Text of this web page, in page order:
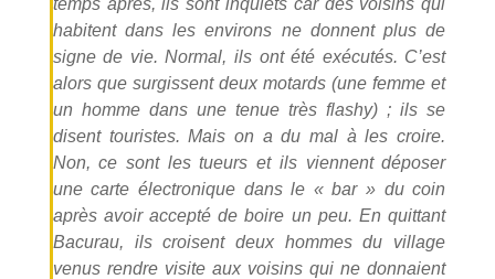
habitent dans les environs ne donnent plus de
signe de vie. Normal, ils ont été exécutés. C’est
alors que surgissent deux motards (une femme et
un homme dans une tenue très flashy) ; ils se
disent touristes. Mais on a du mal à les croire.
Non, ce sont les tueurs et ils viennent déposer
une carte électronique dans le « bar » du coin
après avoir accepté de boire un peu. En quittant
Bacurau, ils croisent deux hommes du village
venus rendre visite aux voisins qui ne donnaient